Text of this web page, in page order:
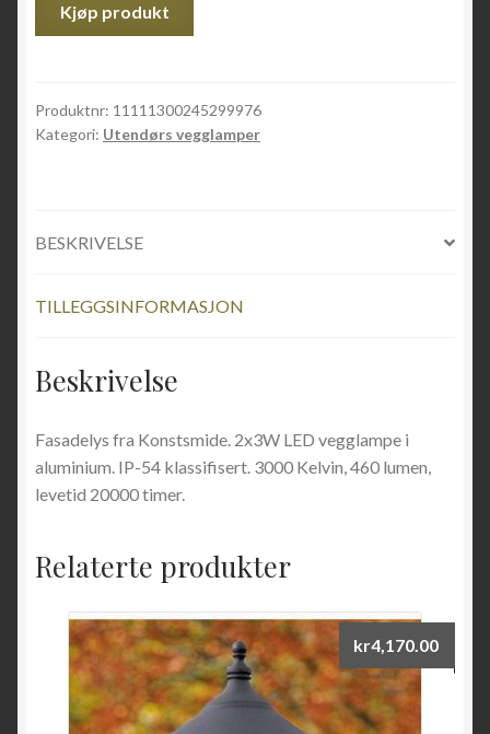
Kjøp produkt
Produktnr: 11111300245299976
Kategori: Utendørs vegglamper
BESKRIVELSE
TILLEGGSINFORMASJON
Beskrivelse
Fasadelys fra Konstsmide. 2x3W LED vegglampe i
aluminium. IP-54 klassifisert. 3000 Kelvin, 460 lumen,
levetid 20000 timer.
Relaterte produkter
kr4,170.00